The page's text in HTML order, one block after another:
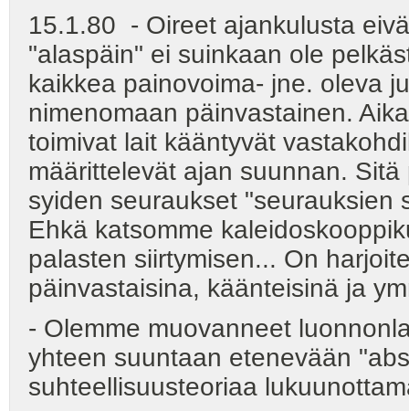
15.1.80 - Oireet ajankulusta
"alaspäin" ei suinkaan ole
kaikkea painovoima- jne. oleva
nimenomaan päinvastainen.
toimivat lait kääntyvät
määrittelevät ajan suunnan.
syiden seuraukset "seurauksien
Ehkä katsomme
palasten siirtymisen... On
päinvastaisina, käänteisinä ja
- Olemme muovanneet
yhteen suuntaan etenevään
suhteellisuusteoriaa